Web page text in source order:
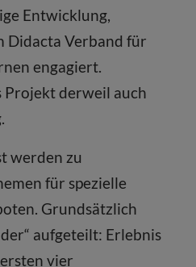
Entwicklung,
Didacta Verband für
engagiert.
derweil auch
werden zu
für spezielle
Grundsätzlich
aufgeteilt: Erlebnis
vier